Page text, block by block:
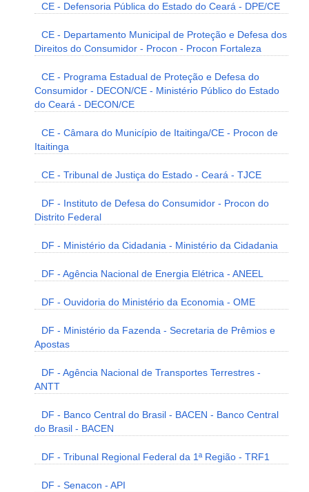
CE - Defensoria Pública do Estado do Ceará - DPE/CE
CE - Departamento Municipal de Proteção e Defesa dos
Direitos do Consumidor - Procon - Procon Fortaleza
CE - Programa Estadual de Proteção e Defesa do
Consumidor - DECON/CE - Ministério Público do Estado
do Ceará - DECON/CE
CE - Câmara do Município de Itaitinga/CE - Procon de
Itaitinga
CE - Tribunal de Justiça do Estado - Ceará - TJCE
DF - Instituto de Defesa do Consumidor - Procon do
Distrito Federal
DF - Ministério da Cidadania - Ministério da Cidadania
DF - Agência Nacional de Energia Elétrica - ANEEL
DF - Ouvidoria do Ministério da Economia - OME
DF - Ministério da Fazenda - Secretaria de Prêmios e
Apostas
DF - Agência Nacional de Transportes Terrestres -
ANTT
DF - Banco Central do Brasil - BACEN - Banco Central
do Brasil - BACEN
DF - Tribunal Regional Federal da 1ª Região - TRF1
DF - Senacon - API